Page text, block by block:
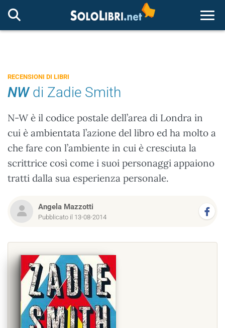
RECENSIONI DI LIBRI
NWdi Zadie Smith
N-W è il codice postale dell’area di Londra in
cui è ambientata l’azione del libro ed ha molto a
che fare con l’ambiente in cui è cresciuta la
scrittrice così come i suoi personaggi appaiono
tratti dalla sua esperienza personale.
Angela Mazzotti
Pubblicato il 13-08-2014